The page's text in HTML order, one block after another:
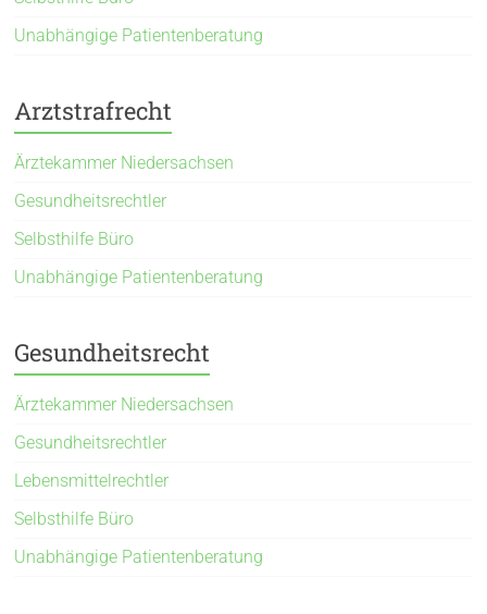
Unabhängige Patientenberatung
Arztstrafrecht
Ärztekammer Niedersachsen
Gesundheitsrechtler
Selbsthilfe Büro
Unabhängige Patientenberatung
Gesundheitsrecht
Ärztekammer Niedersachsen
Gesundheitsrechtler
Lebensmittelrechtler
Selbsthilfe Büro
Unabhängige Patientenberatung